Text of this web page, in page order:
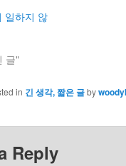
일하지 않
글"
in 긴 생각, 짧은 글by
Reply